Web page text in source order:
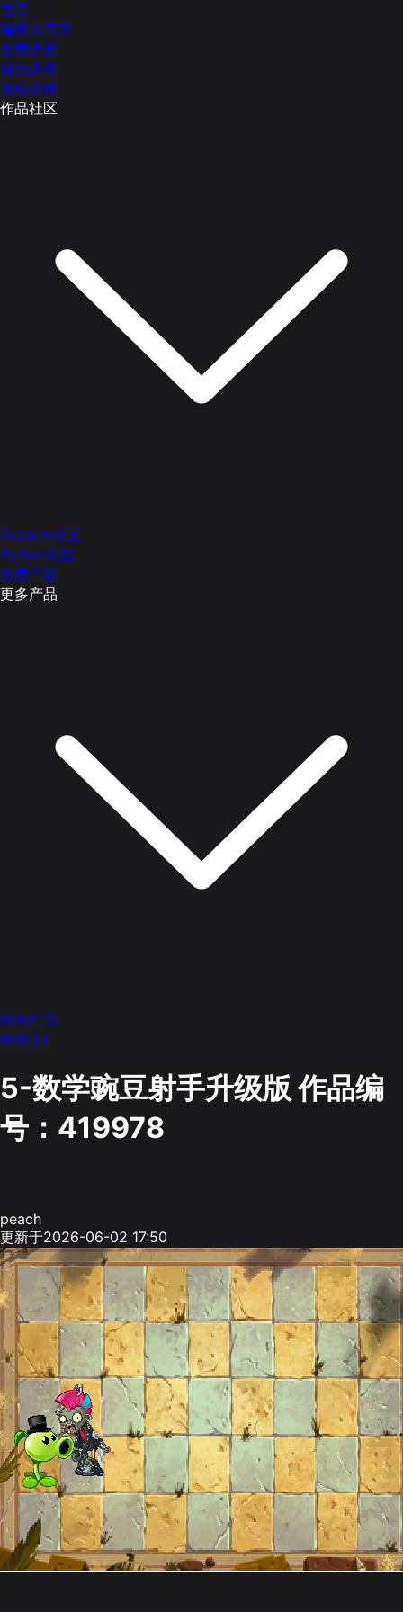
首页
编程大闯关
免费课程
精品课程
系统课程
作品社区
Scratch社区
Python社区
免费下载
更多产品
墨墨打字
墨墨OJ
5-数学豌豆射手升级版作品编
号：419978
peach
更新于2026-06-02 17:50